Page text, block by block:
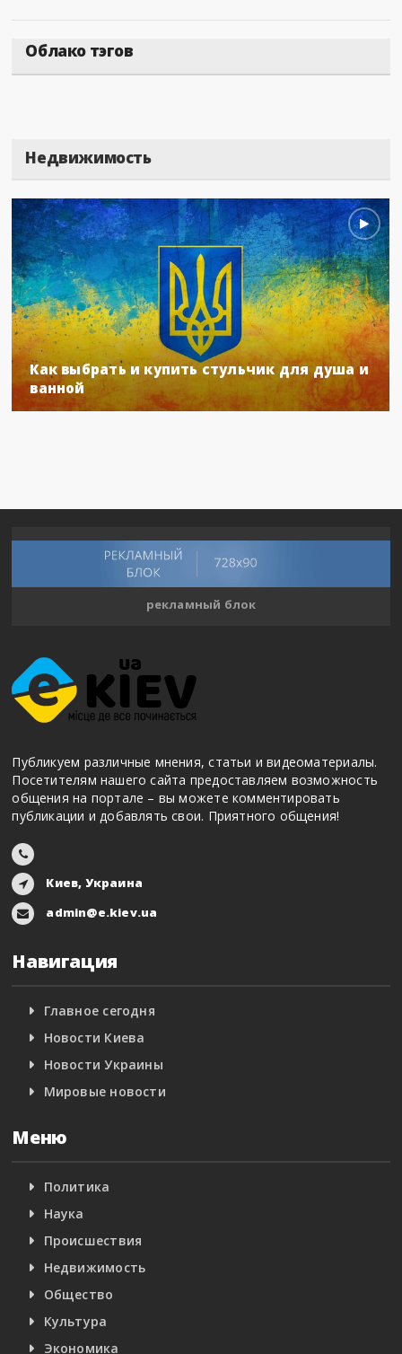
Облако тэгов
Недвижимость
Как выбрать и купить стульчик для душа и
ванной
рекламный блок
Публикуем различные мнения, статьи и видеоматериалы.
Посетителям нашего сайта предоставляем возможность
общения на портале – вы можете комментировать
публикации и добавлять свои. Приятного общения!
Киев, Украина
admin@e.kiev.ua
Навигация
Главное сегодня
Новости Киева
Новости Украины
Мировые новости
Меню
Политика
Наука
Происшествия
Недвижимость
Общество
Культура
Экономика